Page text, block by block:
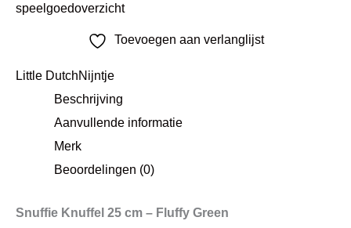
speelgoedoverzicht
Toevoegen aan verlanglijst
Little DutchNijntje
Beschrijving
Aanvullende informatie
Merk
Beoordelingen (0)
Snuffie Knuffel 25 cm – Fluffy Green